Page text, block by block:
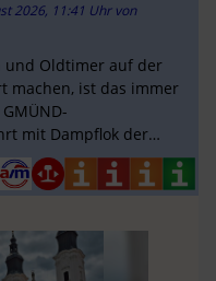
2026, 11:41 Uhr von
und Oldtimer auf der
machen, ist das immer
mit Dampflok der
am ...